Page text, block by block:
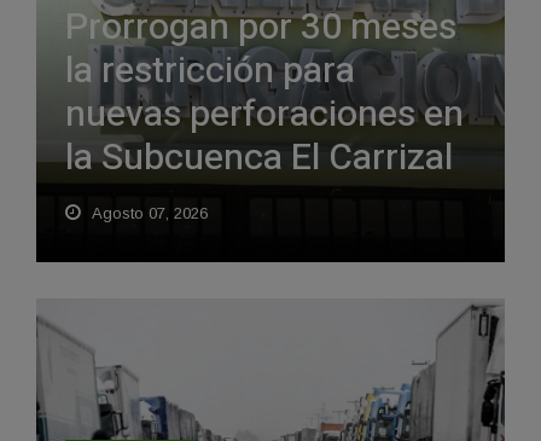
Prorrogan por 30 meses
la restricción para
nuevas perforaciones en
la Subcuenca El Carrizal
Agosto 07, 2026